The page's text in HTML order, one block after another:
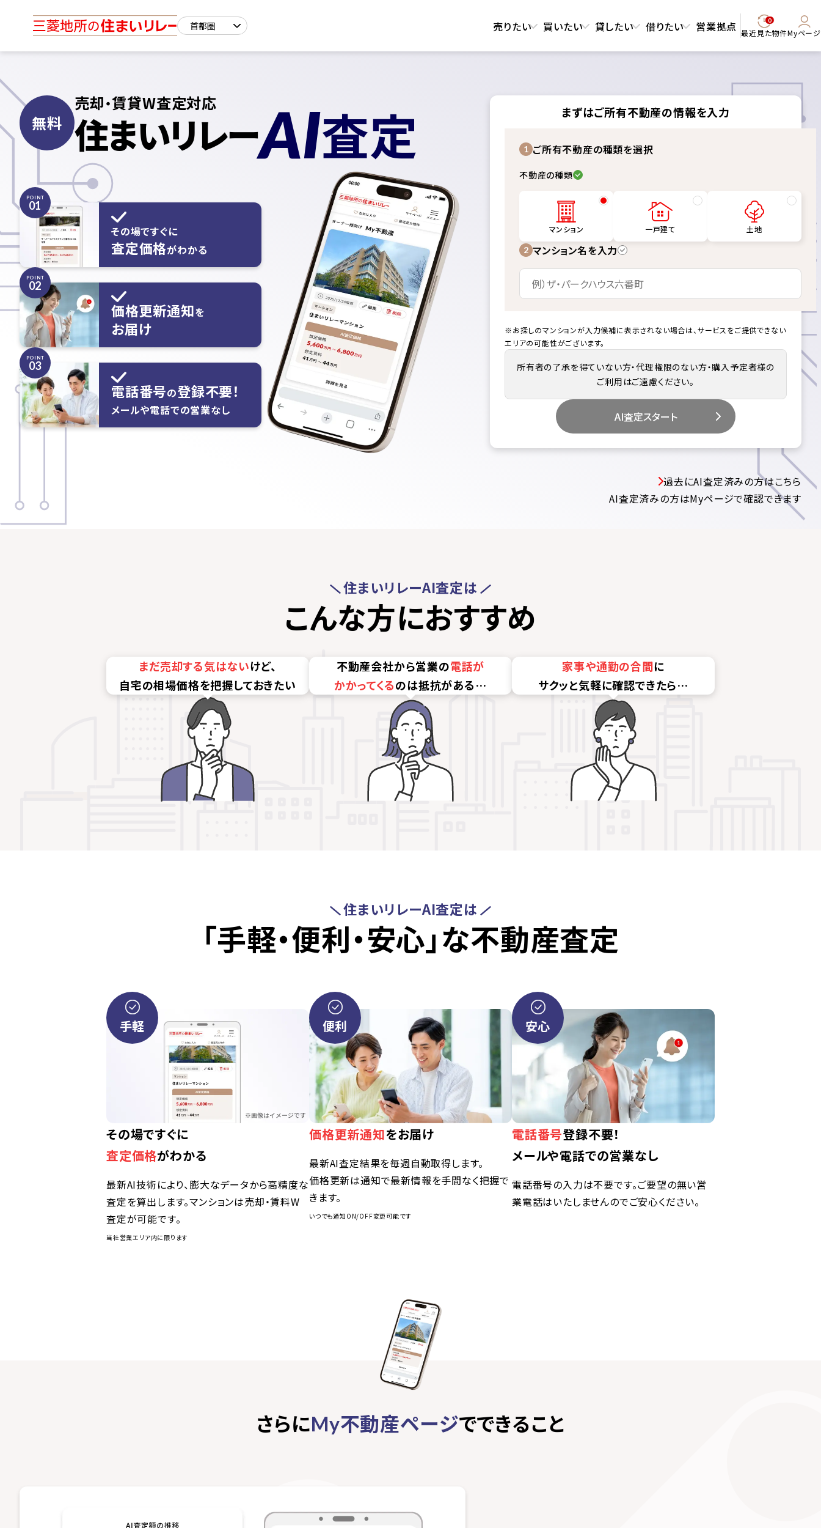
売りたい 買いたい 貸したい 借りたい 営業拠点 0
最近見た物件Myページ
無料
売却・賃貸W査定対応
住まいリレーAI査定
POINT
01
その場ですぐに
査定価格がわかる
POINT
02
価格更新通知を
お届け
POINT
03
電話番号の登録不要！
メールや電話での営業なし
まずはご所有不動産の情報を入力
1 ご所有不動産の種類を選択
不動産の種類
マンション 一戸建て
土地
2 マンション名を入力
※お探しのマンションが入力候補に表示されない場合は、サービスをご提供できない
エリアの可能性がございます。
所有者の了承を得ていない方・代理権限のない方・購入予定者様の
ご利用はご遠慮ください。
AI査定スタート
過去にAI査定済みの方はこちら
AI査定済みの方はMyページで確認できます
住まいリレーAI査定は
こんな方におすすめ
まだ売却する気はないけど、
自宅の相場価格を把握しておきたい
不動産会社から営業の電話が
かかってくるのは抵抗がある…
家事や通勤の合間に
サクッと気軽に確認できたら…
住まいリレーAI査定は
「手軽・便利・安心」な不動産査定
手軽
その場ですぐに
査定価格がわかる
最新AI技術により、膨大なデータから高精度な
査定を算出します。マンションは売却・賃料W
査定が可能です。
当社営業エリア内に限ります
便利
価格更新通知をお届け
最新AI査定結果を毎週自動取得します。
価格更新は通知で最新情報を手間なく把握で
きます。
いつでも通知ON/OFF変更可能です
安心
電話番号登録不要！
メールや電話での営業なし
電話番号の入力は不要です。ご要望の無い営
業電話はいたしませんのでご安心ください。
さらにMy不動産ページでできること